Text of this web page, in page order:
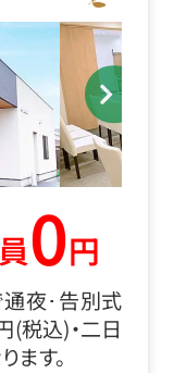
0円
夜･告別式
税込)・二日
す。